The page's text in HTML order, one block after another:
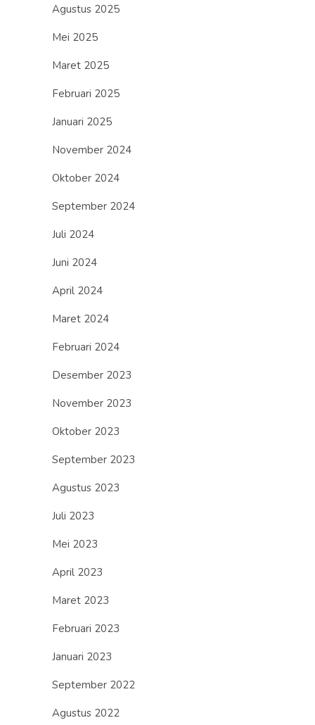
Agustus 2025
Mei 2025
Maret 2025
Februari 2025
Januari 2025
November 2024
Oktober 2024
September 2024
Juli 2024
Juni 2024
April 2024
Maret 2024
Februari 2024
Desember 2023
November 2023
Oktober 2023
September 2023
Agustus 2023
Juli 2023
Mei 2023
April 2023
Maret 2023
Februari 2023
Januari 2023
September 2022
Agustus 2022